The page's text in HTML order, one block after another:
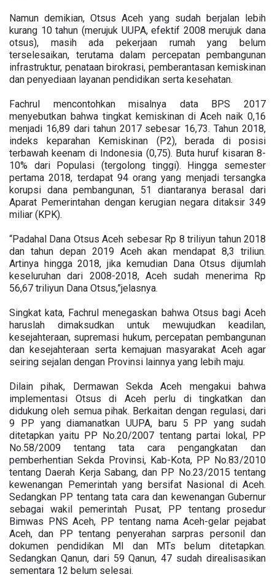
Namun demikian, Otsus Aceh yang sudah berjalan lebih
kurang 10 tahun (merujuk UUPA, efektif 2008 merujuk dana
otsus), masih ada pekerjaan rumah yang belum
terselesaikan, terutama dalam percepatan pembangunan
infrastruktur, penataan birokrasi, pemberantasan kemiskinan
dan penyediaan layanan pendidikan serta kesehatan.
Fachrul mencontohkan misalnya data BPS 2017
menyebutkan bahwa tingkat kemiskinan di Aceh naik 0,16
menjadi 16,89 dari tahun 2017 sebesar 16,73. Tahun 2018,
indeks keparahan Kemiskinan (P2), berada di posisi
terbawah keenam di Indonesia (0,75). Buta huruf kisaran 8-
10% dari Populasi (tergolong tinggi). Hingga semester
pertama 2018, terdapat 94 orang yang menjadi tersangka
korupsi dana pembangunan, 51 diantaranya berasal dari
Aparat Pemerintahan dengan kerugian negara ditaksir 349
miliar (KPK).
“Padahal Dana Otsus Aceh sebesar Rp 8 triliyun tahun 2018
dan tahun depan 2019 Aceh akan mendapat 8,3 triliun.
Artinya hingga 2018, jika kemudian Dana Otsus dijumlah
keseluruhan dari 2008-2018, Aceh sudah menerima Rp
56,67 triliyun Dana Otsus,”jelasnya.
Singkat kata, Fachrul menegaskan bahwa Otsus bagi Aceh
haruslah dimaksudkan untuk mewujudkan keadilan,
kesejahteraan, supremasi hukum, percepatan pembangunan
dan kesejahteraan serta kemajuan masyarakat Aceh agar
seiring sejalan dengan Provinsi lainnya yang lebih maju.
Dilain pihak, Dermawan Sekda Aceh mengakui bahwa
implementasi Otsus di Aceh perlu di tingkatkan dan
didukung oleh semua pihak. Berkaitan dengan regulasi, dari
9 PP yang diamanatkan UUPA, baru 5 PP yang sudah
ditetapkan yaitu PP No.20/2007 tentang partai lokal, PP
No.58/2009 tentang tata cara pengangkatan dan
pemberhentian Sekda Provinsi, Kab-Kota, PP No.83/2010
tentang Daerah Kerja Sabang, dan PP No.23/2015 tentang
kewenangan Pemerintah yang bersifat Nasional di Aceh.
Sedangkan PP tentang tata cara dan kewenangan Gubernur
sebagai wakil pemerintah Pusat, PP tentang prosedur
Bimwas PNS Aceh, PP tentang nama Aceh-gelar pejabat
Aceh, dan PP tentang penyerahan sarpras personil dan
dokumen pendidikan MI dan MTs belum ditetapkan.
Sedangkan Qanun, dari 59 Qanun, 47 sudah direalisasikan
sementara 12 belum selesai.